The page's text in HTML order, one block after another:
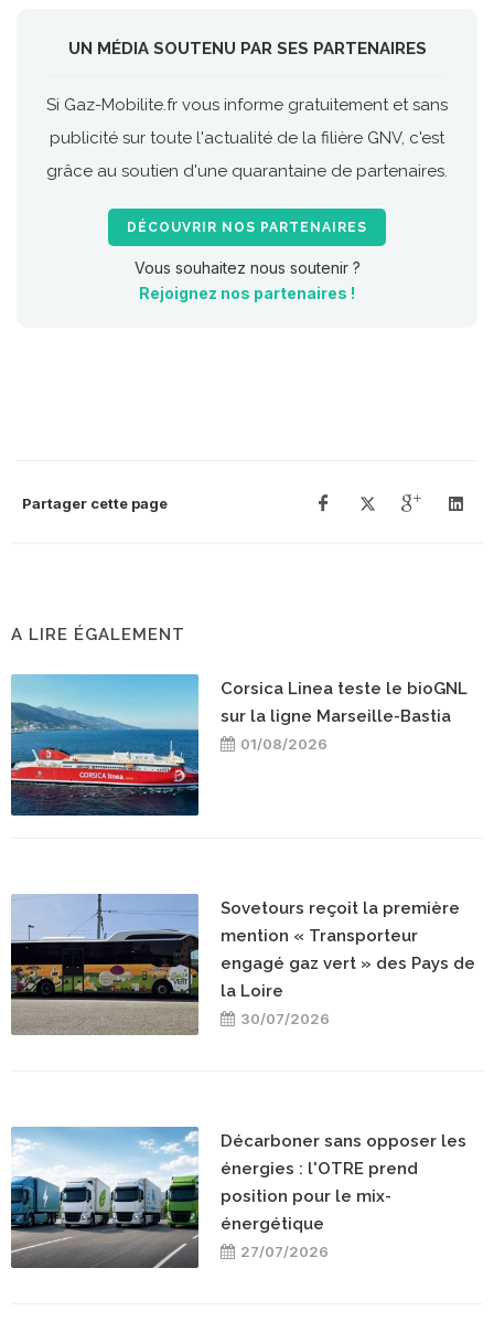
UN MÉDIA SOUTENU PAR SES PARTENAIRES
Si Gaz-Mobilite.fr vous informe gratuitement et sans
publicité sur toute l'actualité de la filière GNV, c'est
grâce au soutien d'une quarantaine de partenaires.
DÉCOUVRIR NOS PARTENAIRES
Vous souhaitez nous soutenir ?
Rejoignez nos partenaires !
Partager cette page
A LIRE ÉGALEMENT
Corsica Linea teste le bioGNL
sur la ligne Marseille-Bastia
01/08/2026
Sovetours reçoit la première
mention « Transporteur
engagé gaz vert » des Pays de
la Loire
30/07/2026
Décarboner sans opposer les
énergies : l'OTRE prend
position pour le mix-
énergétique
27/07/2026